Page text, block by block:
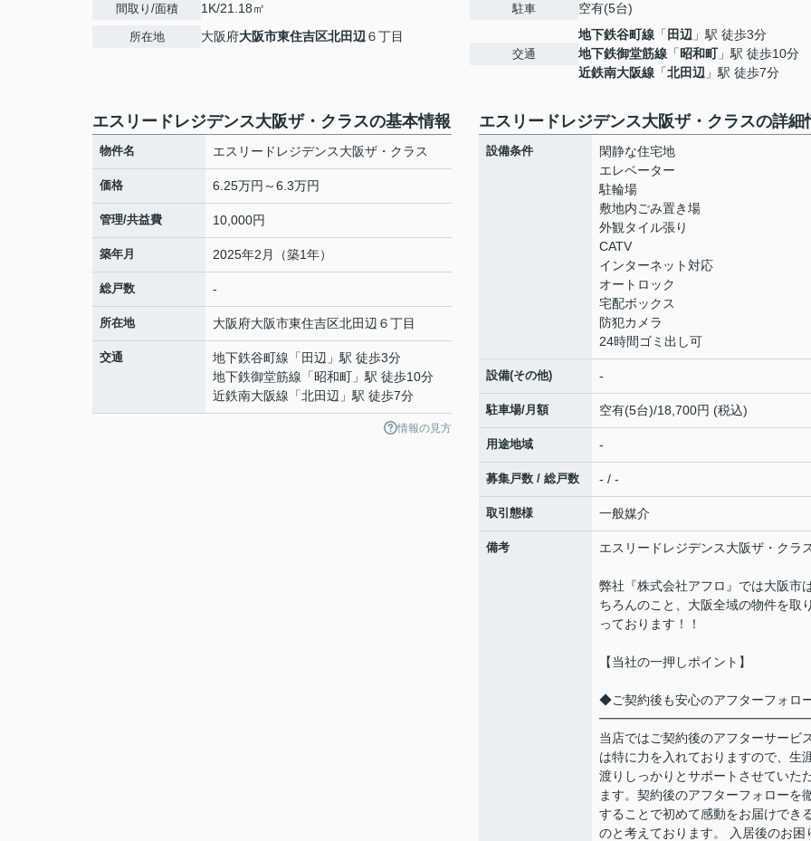
間取り/面積 1K/21.18㎡
所在地 大阪府大阪市東住吉区北田辺 ６丁目
駐車 空有(5台)
交通
地下鉄谷町線 「 田辺 」駅 徒歩3分
地下鉄御堂筋線 「昭和町」駅 徒歩10分
近鉄南大阪線 「北田辺 」駅 徒歩7分
エスリードレジデンス大阪ザ・クラスの基本情報
物件名 エスリードレジデンス大阪ザ・クラス
価格 6.25万円～6.3万円
管理/共益費 10,000円
築年月 2025年2月（築1年）
総戸数 -
所在地 大阪府大阪市東住吉区北田辺 ６丁目
交通 地下鉄谷町線 「 田辺 」駅 徒歩3分
地下鉄御堂筋線 「昭和町 」駅 徒歩10分
近鉄南大阪線 「北田辺 」駅 徒歩7分
情報の見方
エスリードレジデンス大阪ザ・クラスの詳細
設備条件
閑静な住宅地
エレベーター
駐輪場
敷地内ごみ置き場
外観タイル張り
CATV
インターネット対応
オートロック
宅配ボックス
防犯カメラ
24時間ゴミ出し可
設備(その他) -
駐車場/月額 空有(5台)/18,700円 (税込)
用途地域 -
募集戸数 / 総戸数 - / -
取引態様 一般媒介
備考 エスリードレジデンス大阪ザ・クラ
弊社『株式会社アフロ』では大阪市
ちろんのこと、大阪全域の物件を取
っております！！
【当社の一押しポイント】
◆ご契約後も安心のアフターフォロ
当店ではご契約後のアフターサービ
は特に力を入れておりますので、生
渡りしっかりとサポートさせていた
ます。契約後のアフターフォローを
することで初めて感動をお届けでき
のと考えております。 入居後のお困